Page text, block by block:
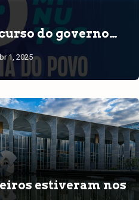
do governo…
1, 2025
estiveram nos